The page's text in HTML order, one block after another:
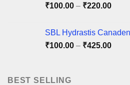
₹100.00 – ₹220.00Price
SBL Hydrastis
₹100.00 – ₹425.00Price
BEST SELLING